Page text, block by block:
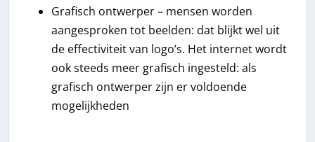
Grafisch ontwerper – mensen worden
aangesproken tot beelden: dat blijkt wel uit
de effectiviteit van logo’s. Het internet wordt
ook steeds meer grafisch ingesteld: als
grafisch ontwerper zijn er voldoende
mogelijkheden